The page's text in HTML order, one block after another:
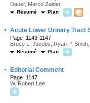
Dauer, Marco Zaider
Résumé Plan
· Acute Lower Urinary Tract
Page :1143-1147
Bruce L. Jacobs, Ryan P.
Résumé Plan
· Editorial Comment
Page :1147
W. Robert Lee